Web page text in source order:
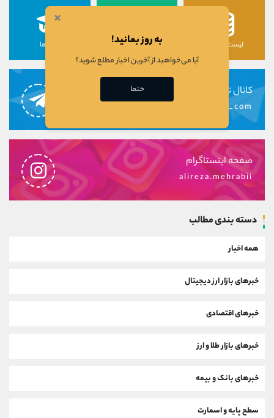
لیست رمزارزها لیست سهام ها دوره ها
کانال تلگرام
alirezamehrabi_com
صفحه اینستاگرام
alireza.mehrabii
دسته بندی مطالب
همه اخبار
خبرهای بازار ارز دیجیتال
خبرهای اقتصادی
خبرهای بازار طلا و ارز
خبرهای بانک و بیمه
سطح پایه و اسمارت
×
به روز بمانید!
آیا می‌خواهید از آخرین اخبار مطلع شوید؟
حتما